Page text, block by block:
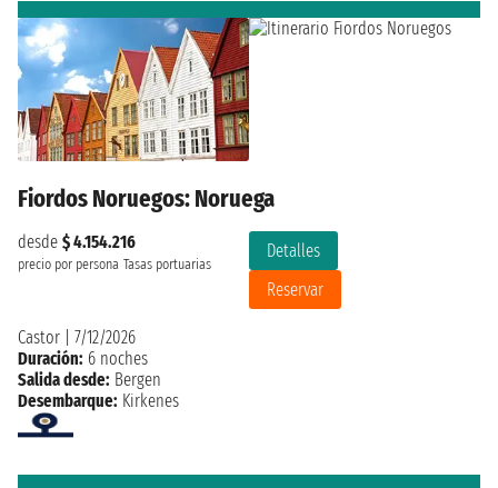
Fiordos Noruegos: Noruega
desde $ 4.154.216
precio por persona Tasas portuarias
Detalles
Reservar
Castor
7/12/2026
Duración: 6 noches
Salida desde: Bergen
Desembarque: Kirkenes